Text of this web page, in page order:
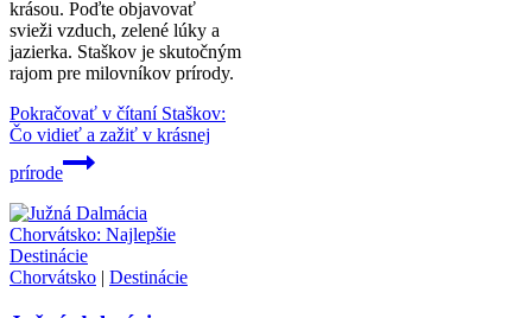
krásou. Poďte objavovať
svieži vzduch, zelené lúky a
jazierka. Staškov je skutočným
rajom pre milovníkov prírody.
Pokračovať v čítaníStaškov:
Čo vidieť a zažiť v krásnej
prírode
Chorvátsko | Destinácie